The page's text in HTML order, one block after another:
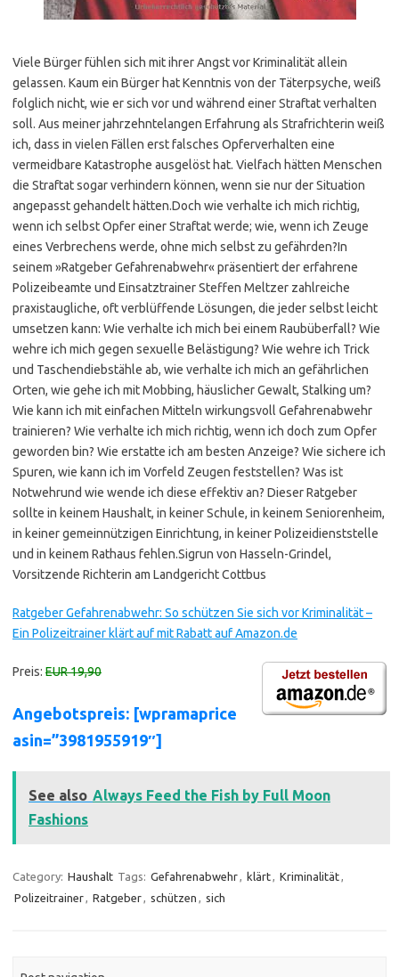
Viele Bürger fühlen sich mit ihrer Angst vor Kriminalität allein
gelassen. Kaum ein Bürger hat Kenntnis von der Täterpsyche, weiß
folglich nicht, wie er sich vor und während einer Straftat verhalten
soll. Aus meiner jahrzehntelangen Erfahrung als Strafrichterin weiß
ich, dass in vielen Fällen erst falsches Opferverhalten eine
vermeidbare Katastrophe ausgelöst hat. Vielfach hätten Menschen
die Straftat sogar verhindern können, wenn sie nur der Situation
angepasst gehandelt hätten.Doch wie verhalte ich mich richtig,
wenn ich selbst Opfer einer Straftat werde; wie, wenn ich Zeuge
eines Verbrechens werde, ohne mich selbst zu gefährden?In
seinem »Ratgeber Gefahrenabwehr« präsentiert der erfahrene
Polizeibeamte und Einsatztrainer Steffen Meltzer zahlreiche
praxistaugliche, oft verblüffende Lösungen, die jeder selbst leicht
umsetzen kann: Wie verhalte ich mich bei einem Raubüberfall? Wie
wehre ich mich gegen sexuelle Belästigung? Wie wehre ich Trick
und Taschendiebstähle ab, wie verhalte ich mich an gefährlichen
Orten, wie gehe ich mit Mobbing, häuslicher Gewalt, Stalking um?
Wie kann ich mit einfachen Mitteln wirkungsvoll Gefahrenabwehr
trainieren? Wie verhalte ich mich richtig, wenn ich doch zum Opfer
geworden bin? Wie erstatte ich am besten Anzeige? Wie sichere ich
Spuren, wie kann ich im Vorfeld Zeugen feststellen? Was ist
Notwehrund wie wende ich diese effektiv an? Dieser Ratgeber
sollte in keinem Haushalt, in keiner Schule, in keinem Seniorenheim,
in keiner gemeinnützigen Einrichtung, in keiner Polizeidienststelle
und in keinem Rathaus fehlen.Sigrun von Hasseln-Grindel,
Vorsitzende Richterin am Landgericht Cottbus
Ratgeber Gefahrenabwehr: So schützen Sie sich vor Kriminalität –
Ein Polizeitrainer klärt auf mit Rabatt auf Amazon.de
Preis: EUR 19,90
Angebotspreis: [wpramaprice
asin=”3981955919″]
See also Always Feed the Fish by Full Moon
Fashions
Category: Haushalt Tags: Gefahrenabwehr, klärt, Kriminalität,
Polizeitrainer, Ratgeber, schützen , sich